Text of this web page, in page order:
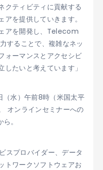
クティビティに貢献する
を提供していきます。
アを開発し、Telecom
することで、複雑なネッ
ォーマンスとアクセシビ
したいと考えています」
（水）午前8時（米国太平
オンラインセミナーへの
ら。
スプロバイダー、データ
トワークソフトウェアお